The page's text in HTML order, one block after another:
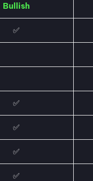
Bullish
✅
✅
✅
✅
✅